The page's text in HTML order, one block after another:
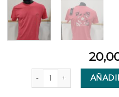
TOCENO TEE SHIRT